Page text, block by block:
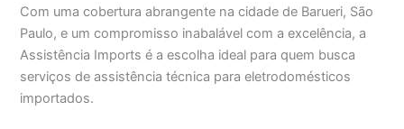
Com uma cobertura abrangente na cidade de Barueri, São
Paulo, e um compromisso inabalável com a excelência, a
Assistência Imports é a escolha ideal para quem busca
serviços de assistência técnica para eletrodomésticos
importados.